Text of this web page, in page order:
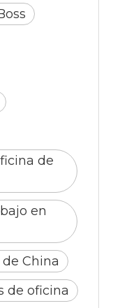
de
en
China
de oficina